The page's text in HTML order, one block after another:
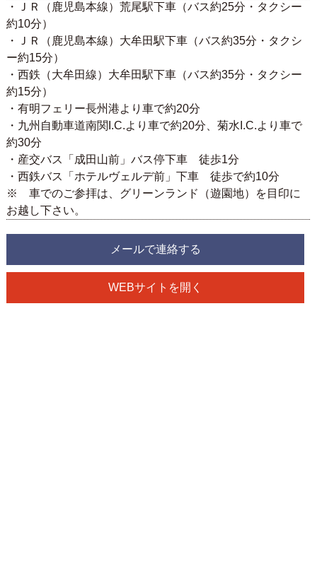
・ＪＲ（鹿児島本線）荒尾駅下車（バス約25分・タクシー
約10分）
・ＪＲ（鹿児島本線）大牟田駅下車（バス約35分・タクシ
ー約15分）
・西鉄（大牟田線）大牟田駅下車（バス約35分・タクシー
約15分）
・有明フェリー長州港より車で約20分
・九州自動車道南関I.C.より車で約20分、菊水I.C.より車で
約30分
・産交バス「成田山前」バス停下車 徒歩1分
・西鉄バス「ホテルヴェルデ前」下車 徒歩で約10分
※ 車でのご参拝は、グリーンランド（遊園地）を目印に
お越し下さい。
メールで連絡する
WEBサイトを開く